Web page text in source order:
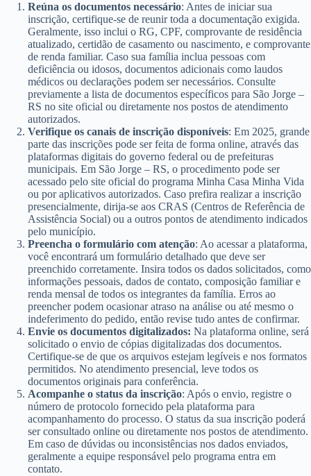
Reúna os documentos necessário: Antes de iniciar sua
inscrição, certifique-se de reunir toda a documentação exigida.
Geralmente, isso inclui o RG, CPF, comprovante de residência
atualizado, certidão de casamento ou nascimento, e comprovante
de renda familiar. Caso sua família inclua pessoas com
deficiência ou idosos, documentos adicionais como laudos
médicos ou declarações podem ser necessários. Consulte
previamente a lista de documentos específicos para São Jorge –
RS no site oficial ou diretamente nos postos de atendimento
autorizados.
Verifique os canais de inscrição disponíveis: Em 2025, grande
parte das inscrições pode ser feita de forma online, através das
plataformas digitais do governo federal ou de prefeituras
municipais. Em São Jorge – RS, o procedimento pode ser
acessado pelo site oficial do programa Minha Casa Minha Vida
ou por aplicativos autorizados. Caso prefira realizar a inscrição
presencialmente, dirija-se aos CRAS (Centros de Referência de
Assistência Social) ou a outros pontos de atendimento indicados
pelo município.
Preencha o formulário com atenção: Ao acessar a plataforma,
você encontrará um formulário detalhado que deve ser
preenchido corretamente. Insira todos os dados solicitados, como
informações pessoais, dados de contato, composição familiar e
renda mensal de todos os integrantes da família. Erros ao
preencher podem ocasionar atraso na análise ou até mesmo o
indeferimento do pedido, então revise tudo antes de confirmar.
Envie os documentos digitalizados: Na plataforma online, será
solicitado o envio de cópias digitalizadas dos documentos.
Certifique-se de que os arquivos estejam legíveis e nos formatos
permitidos. No atendimento presencial, leve todos os
documentos originais para conferência.
Acompanhe o status da inscrição: Após o envio, registre o
número de protocolo fornecido pela plataforma para
acompanhamento do processo. O status da sua inscrição poderá
ser consultado online ou diretamente nos postos de atendimento.
Em caso de dúvidas ou inconsistências nos dados enviados,
geralmente a equipe responsável pelo programa entra em
contato.